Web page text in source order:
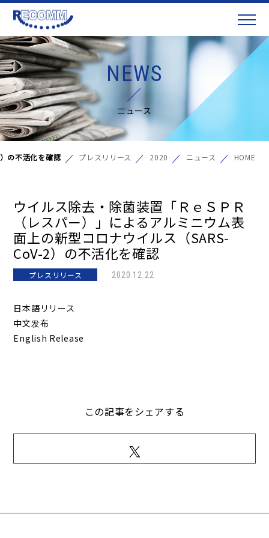
NEWS
ニュース
HOME
ニュース
2020
プレスリリース
の不活化を確認
ウイルス除去・除菌装置「ＲｅＳＰＲ
（レスパー）」によるアルミニウム表
面上の新型コロナウイルス（SARS-
CoV-2）の不活化を確認
プレスリリース 2020.12.22
日本語リリース
中文发布
English Release
この記事をシェアする